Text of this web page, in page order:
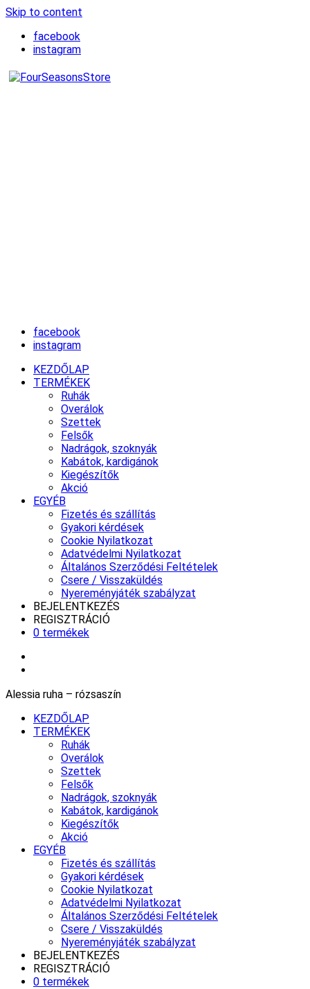
Skip to content
facebook
instagram
facebook
instagram
KEZDŐLAP
TERMÉKEK
Ruhák
Overálok
Szettek
Felsők
Nadrágok, szoknyák
Kabátok, kardigánok
Kiegészítők
Akció
EGYÉB
Fizetés és szállítás
Gyakori kérdések
Cookie Nyilatkozat
Adatvédelmi Nyilatkozat
Általános Szerződési Feltételek
Csere / Visszaküldés
Nyereményjáték szabályzat
BEJELENTKEZÉS
REGISZTRÁCIÓ
0 termékek
Alessia ruha – rózsaszín
KEZDŐLAP
TERMÉKEK
Ruhák
Overálok
Szettek
Felsők
Nadrágok, szoknyák
Kabátok, kardigánok
Kiegészítők
Akció
EGYÉB
Fizetés és szállítás
Gyakori kérdések
Cookie Nyilatkozat
Adatvédelmi Nyilatkozat
Általános Szerződési Feltételek
Csere / Visszaküldés
Nyereményjáték szabályzat
BEJELENTKEZÉS
REGISZTRÁCIÓ
0 termékek